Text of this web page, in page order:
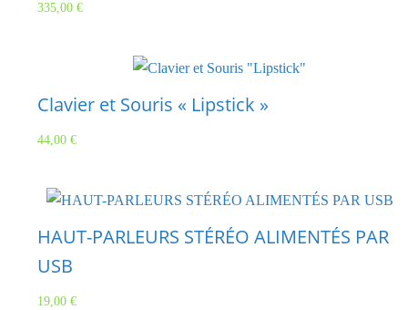
335,00 €
Clavier et Souris « Lipstick »
44,00 €
HAUT-PARLEURS STÉRÉO ALIMENTÉS PAR
USB
19,00 €